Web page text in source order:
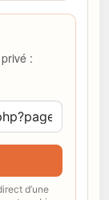
:
d’une